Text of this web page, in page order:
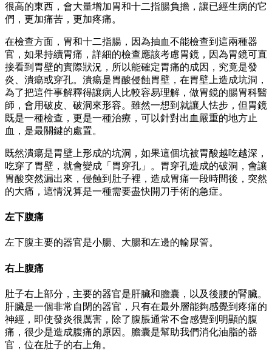
很高的東西，會大量增加胃和十二指腸負擔，讓已經生病的它
們，更加痛苦，更加疼痛。
在檢查方面，胃和十二指腸，因為抽血不能檢查到這兩種器
官，如果持續胃痛，詳細的檢查應該考慮胃鏡，因為胃鏡可直
接看到胃壁的實際狀況，所以能確定胃痛的成因，究竟是發
炎、潰瘍或穿孔。潰瘍是胃酸侵蝕胃壁，在胃壁上造成坑洞，
為了把這件事解釋得讓病人比較容易理解，做胃鏡的腸胃科醫
師，會用破皮、破洞來形容。雖然一想到就讓人怯步，但胃鏡
既是一種檢查，更是一種治療，可以針對出血嚴重的地方止
血，是最關鍵的處置。
既然潰瘍是胃壁上形成的坑洞，如果這個坑被胃酸越吃越深，
吃穿了胃壁，就會變成「胃穿孔」。胃穿孔造成的破洞，會讓
胃酸突然漏出來，侵蝕到肚子裡，造成胃痛一段時間後，突然
的大痛，這情況算是一種需要盡快開刀手術的急症。
左下腹痛
左下腹主要的器官是小腸、大腸和左邊的輸尿管。
右上腹痛
肚子右上部分，主要的器官是肝臟和膽囊，以及後腰的腎臟。
肝臟是一個非常自閉的器官，只有在最外層能夠感覺到疼痛的
神經，即使發炎很厲害，除了腹脹通常不會感覺到明顯的腹
痛，很少是造成腹痛的原因。膽囊是幫助我們消化油脂的器
官，位在肚子的右上角。